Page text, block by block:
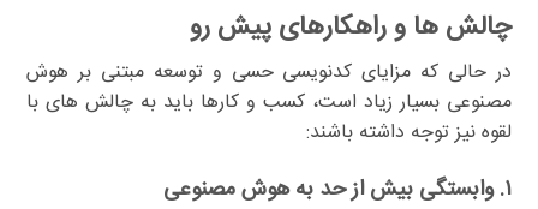
چالش ها و راهکارهای پیش رو
در حالی که مزایای کدنویسی حسی و توسعه مبتنی بر هوش
مصنوعی بسیار زیاد است، کسب و کارها باید به چالش های با
لقوه نیز توجه داشته باشند:
۱. وابستگی بیش از حد به هوش مصنوعی